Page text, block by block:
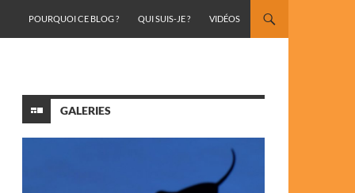
POURQUOI CE BLOG ?
QUI SUIS-JE ? VIDÉOS
GALERIES